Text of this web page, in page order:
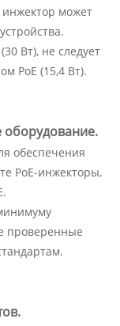
инжектор может
Вт), не следует
PoE (15,4 Вт).
оборудование.
обеспечения
PoE-инжекторы,
проверенные